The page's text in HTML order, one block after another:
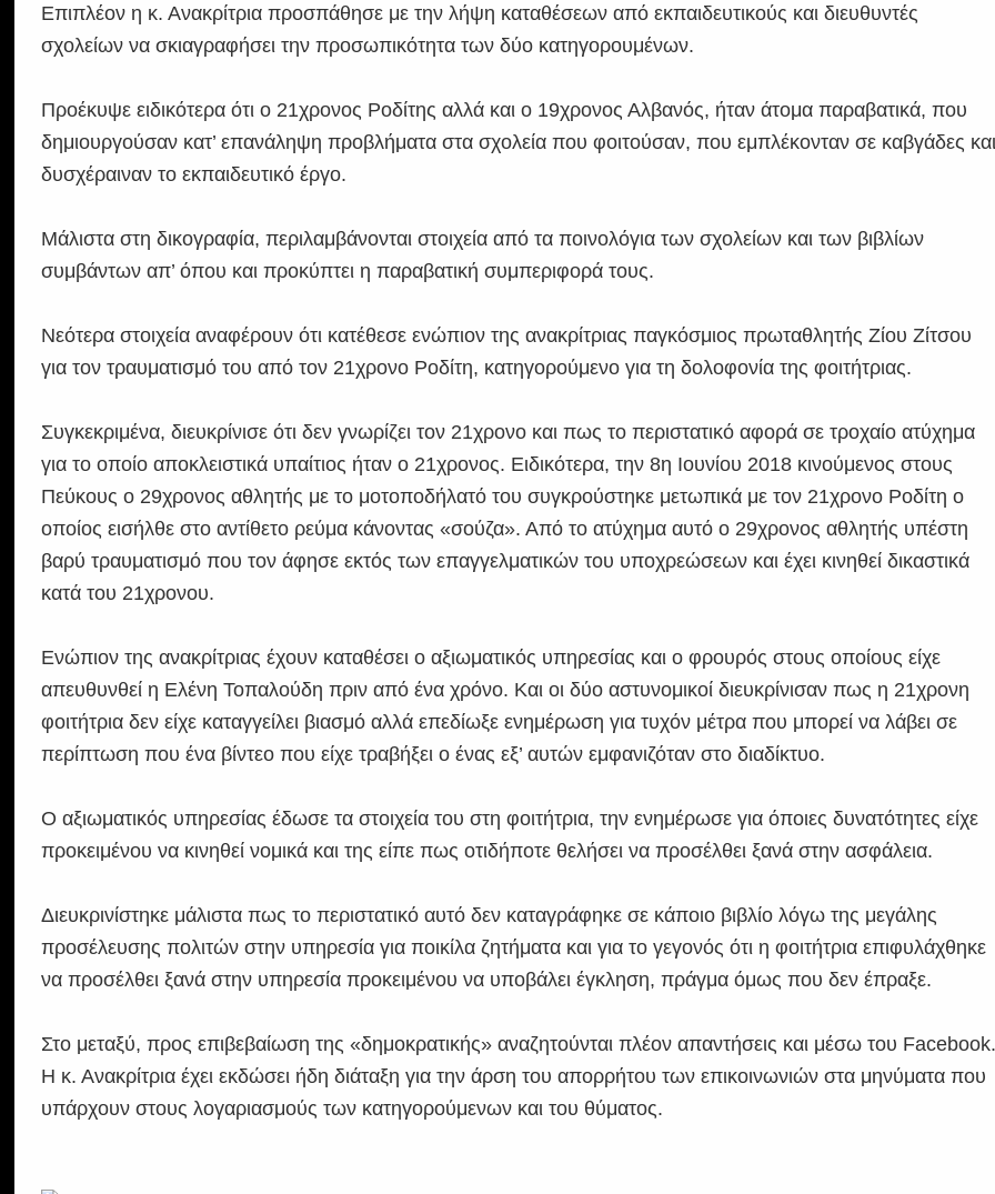
Επιπλέον η κ. Ανακρίτρια προσπάθησε με την λήψη καταθέσεων από εκπαιδευτικούς και διευθυντές
σχολείων να σκιαγραφήσει την προσωπικότητα των δύο κατηγορουμένων.
Προέκυψε ειδικότερα ότι ο 21χρονος Ροδίτης αλλά και ο 19χρονος Αλβανός, ήταν άτομα παραβατικά, που
δημιουργούσαν κατ’ επανάληψη προβλήματα στα σχολεία που φοιτούσαν, που εμπλέκονταν σε καβγάδες
δυσχέραιναν το εκπαιδευτικό έργο.
Μάλιστα στη δικογραφία, περιλαμβάνονται στοιχεία από τα ποινολόγια των σχολείων και των βιβλίων
συμβάντων απ’ όπου και προκύπτει η παραβατική συμπεριφορά τους.
Νεότερα στοιχεία αναφέρουν ότι κατέθεσε ενώπιον της ανακρίτριας παγκόσμιος πρωταθλητής Ζίου Ζίτσου
για τον τραυματισμό του από τον 21χρονο Ροδίτη, κατηγορούμενο για τη δολοφονία της φοιτήτριας.
Συγκεκριμένα, διευκρίνισε ότι δεν γνωρίζει τον 21χρονο και πως το περιστατικό αφορά σε τροχαίο ατύχημα
για το οποίο αποκλειστικά υπαίτιος ήταν ο 21χρονος. Ειδικότερα, την 8η Ιουνίου 2018 κινούμενος στους
Πεύκους ο 29χρονος αθλητής με το μοτοποδήλατό του συγκρούστηκε μετωπικά με τον 21χρονο Ροδίτη ο
οποίος εισήλθε στο αντίθετο ρεύμα κάνοντας «σούζα». Από το ατύχημα αυτό ο 29χρονος αθλητής υπέστη
βαρύ τραυματισμό που τον άφησε εκτός των επαγγελματικών του υποχρεώσεων και έχει κινηθεί δικαστικά
κατά του 21χρονου.
Ενώπιον της ανακρίτριας έχουν καταθέσει ο αξιωματικός υπηρεσίας και ο φρουρός στους οποίους είχε
απευθυνθεί η Ελένη Τοπαλούδη πριν από ένα χρόνο. Και οι δύο αστυνομικοί διευκρίνισαν πως η 21χρονη
φοιτήτρια δεν είχε καταγγείλει βιασμό αλλά επεδίωξε ενημέρωση για τυχόν μέτρα που μπορεί να λάβει σε
περίπτωση που ένα βίντεο που είχε τραβήξει ο ένας εξ’ αυτών εμφανιζόταν στο διαδίκτυο.
Ο αξιωματικός υπηρεσίας έδωσε τα στοιχεία του στη φοιτήτρια, την ενημέρωσε για όποιες δυνατότητες είχε
προκειμένου να κινηθεί νομικά και της είπε πως οτιδήποτε θελήσει να προσέλθει ξανά στην ασφάλεια.
Διευκρινίστηκε μάλιστα πως το περιστατικό αυτό δεν καταγράφηκε σε κάποιο βιβλίο λόγω της μεγάλης
προσέλευσης πολιτών στην υπηρεσία για ποικίλα ζητήματα και για το γεγονός ότι η φοιτήτρια επιφυλάχθηκε
να προσέλθει ξανά στην υπηρεσία προκειμένου να υποβάλει έγκληση, πράγμα όμως που δεν έπραξε.
Στο μεταξύ, προς επιβεβαίωση της «δημοκρατικής» αναζητούνται πλέον απαντήσεις και μέσω του
Η κ. Ανακρίτρια έχει εκδώσει ήδη διάταξη για την άρση του απορρήτου των επικοινωνιών στα μηνύματα που
υπάρχουν στους λογαριασμούς των κατηγορούμενων και του θύματος.